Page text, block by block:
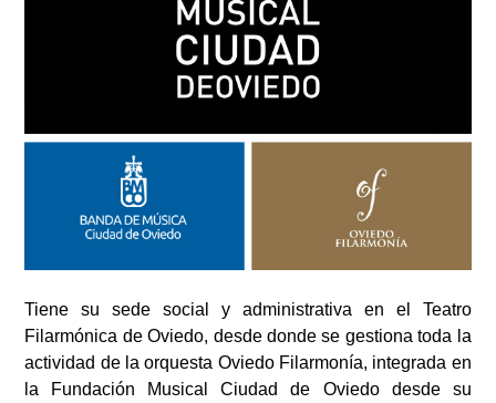
Tiene su sede social y administrativa en el Teatro
Filarmónica de Oviedo, desde donde se gestiona toda la
actividad de la orquesta Oviedo Filarmonía, integrada en
la Fundación Musical Ciudad de Oviedo desde su